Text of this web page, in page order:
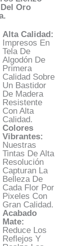
Oro
Alta Calidad:
Impresos En
Tela De
Algodón De
Primera
Calidad Sobre
Un Bastidor
De Madera
Resistente
Con Alta
Calidad.
Colores
Vibrantes:
Nuestras
Tintas De Alta
Resolución
Capturan La
Belleza De
Cada Flor Por
Pixeles Con
Gran Calidad.
Acabado
Mate:
Reduce Los
Reflejos Y